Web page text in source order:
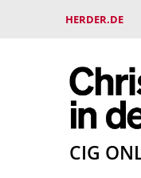
HERDER.DE
CIG